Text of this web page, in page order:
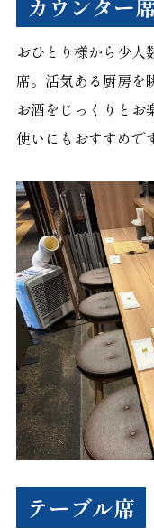
カウンター
おひとり様から少人
席。活気ある厨房を
お酒をじっくりとお
使いにもおすすめで
テーブル席